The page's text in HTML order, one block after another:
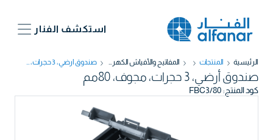
استكشف الفنار
الرئيسية المنتجات المفاتيح والأفياش الكهربائية صندوق أرضي، 3 حجرات، مجوف، 80مم
صندوق أرضي، 3 حجرات، مجوف، 80مم
كود المنتج:
FBC3/80